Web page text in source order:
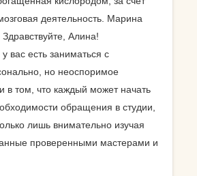
деятельность. Марина
Алина!
вас есть заниматься с
но неоспоримое
в том, что каждый может начать
обращения в студии,
лишь внимательно изучая
проверенными мастерами и